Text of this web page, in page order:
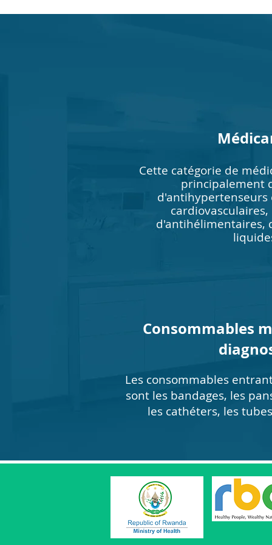
Cette catégorie de
principalement
d'antihélimentaires,
Consommables
Les consommables
sont les bandages, les
les cathéters, les